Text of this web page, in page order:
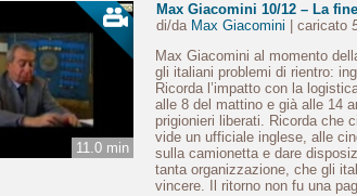
11.0 min
Max Giacomini 10/12 – La
di/da Max Giacomini | caricato
Max Giacomini al momento
gli italiani problemi di rientro:
Ricorda l’impatto con la
alle 8 del mattino e già alle 14
prigionieri liberati. Ricorda che
vide un ufficiale inglese, alle
sulla camionetta e dare
tanta organizzazione, che gli
vincere. Il ritorno non fu una